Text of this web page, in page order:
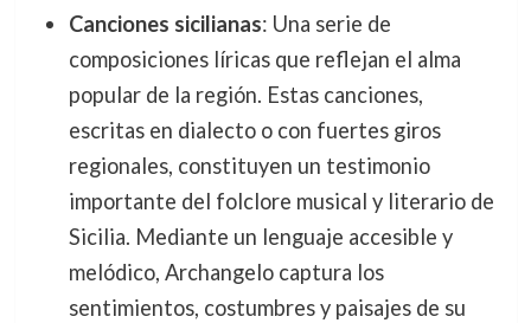
Canciones sicilianas: Una serie de
composiciones líricas que reflejan el alma
popular de la región. Estas canciones,
escritas en dialecto o con fuertes giros
regionales, constituyen un testimonio
importante del folclore musical y literario de
Sicilia. Mediante un lenguaje accesible y
melódico, Archangelo captura los
sentimientos, costumbres y paisajes de su